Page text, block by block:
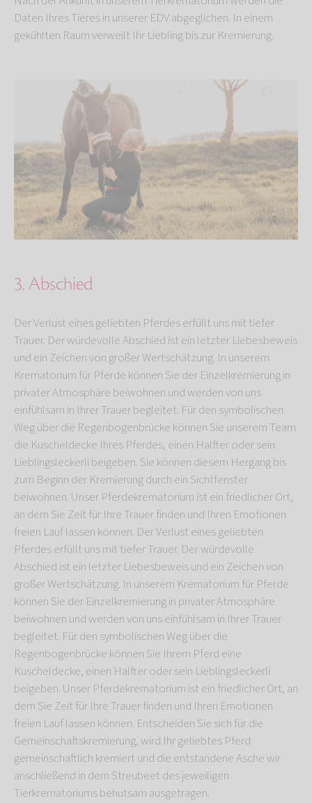
Daten Ihres Tieres in unserer EDV abgeglichen. In einem
gekühlten Raum verweilt Ihr Liebling bis zur Kremierung.
3. Abschied
Der Verlust eines geliebten Pferdes erfüllt uns mit tiefer
Trauer. Der würdevolle Abschied ist ein letzter Liebesbeweis
und ein Zeichen von großer Wertschätzung. In unserem
Krematorium für Pferde können Sie der Einzelkremierung in
privater Atmosphäre beiwohnen und werden von uns
einfühlsam in Ihrer Trauer begleitet. Für den symbolischen
Weg über die Regenbogenbrücke können Sie unserem Team
die Kuscheldecke Ihres Pferdes, einen Halfter oder sein
Lieblingsleckerli beigeben. Sie können diesem Hergang bis
zum Beginn der Kremierung durch ein Sichtfenster
beiwohnen. Unser Pferdekrematorium ist ein friedlicher Ort,
an dem Sie Zeit für Ihre Trauer finden und Ihren Emotionen
freien Lauf lassen können. Der Verlust eines geliebten
Pferdes erfüllt uns mit tiefer Trauer. Der würdevolle
Abschied ist ein letzter Liebesbeweis und ein Zeichen von
großer Wertschätzung. In unserem Krematorium für Pferde
können Sie der Einzelkremierung in privater Atmosphäre
beiwohnen und werden von uns einfühlsam in Ihrer Trauer
begleitet. Für den symbolischen Weg über die
Regenbogenbrücke können Sie Ihrem Pferd eine
Kuscheldecke, einen Halfter oder sein Lieblingsleckerli
beigeben. Unser Pferdekrematorium ist ein friedlicher Ort, an
dem Sie Zeit für Ihre Trauer finden und Ihren Emotionen
freien Lauf lassen können. Entscheiden Sie sich für die
Gemeinschaftskremierung, wird Ihr geliebtes Pferd
gemeinschaftlich kremiert und die entstandene Asche wir
anschließend in dem Streubeet des jeweiligen
Tierkrematoriums behutsam ausgetragen.